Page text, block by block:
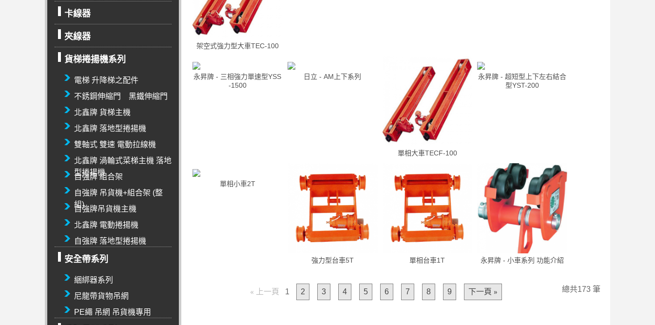
卡線器
夾線器
貨梯捲揚機系列
電梯 升降梯之配件
不銹鋼伸縮門 黑鐵伸縮門
北鑫牌 貨梯主機
北鑫牌 落地型捲揚機
雙軸式 雙速 電動拉線機
北鑫牌 渦輪式菜梯主機 落地
型捲揚機
自強牌 組合架
自強牌 吊貨機+組合架 (整
組)
自強牌吊貨機主機
北鑫牌 電動捲揚機
自強牌 落地型捲揚機
安全帶系列
綑綁器系列
尼龍帶貨物吊網
PE繩 吊網 吊貨機專用
架空式強力型大車TEC-100
永昇牌 - 三相強力單速型YSS
-1500
日立 - AM上下系列
單相大車TECF-100
永昇牌 - 超短型上下左右結合
型YST-200
單相小車2T
強力型台車5T 單相台車1T 永昇牌 - 小車系列 功能介紹
« 上一頁 1 2 3 4 5 6 7 8 9 下一頁 » 總共173 筆